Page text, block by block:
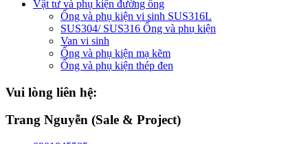
Vật tư và phụ kiện đường ống
Ống và phụ kiện vi sinh SUS316L
SUS304/ SUS316 Ống và phụ kiện
Van vi sinh
Ống và phụ kiện mạ kẽm
Ống và phụ kiện thép đen
Vui lòng liên hệ:
Trang Nguyễn (Sale & Project)